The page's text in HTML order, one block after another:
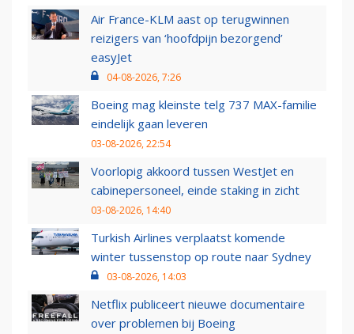
Air France-KLM aast op terugwinnen
reizigers van ‘hoofdpijn bezorgend’
easyJet
04-08-2026, 7:26
Boeing mag kleinste telg 737 MAX-familie
eindelijk gaan leveren
03-08-2026, 22:54
Voorlopig akkoord tussen WestJet en
cabinepersoneel, einde staking in zicht
03-08-2026, 14:40
Turkish Airlines verplaatst komende
winter tussenstop op route naar Sydney
03-08-2026, 14:03
Netflix publiceert nieuwe documentaire
over problemen bij Boeing